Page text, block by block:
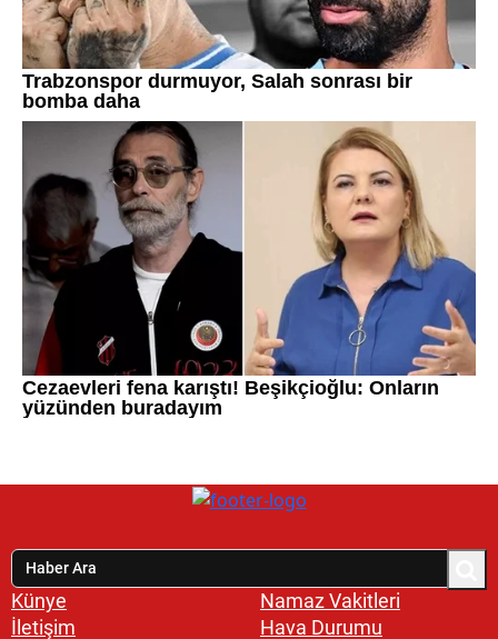
Künye
İletişim
Namaz Vakitleri
Hava Durumu